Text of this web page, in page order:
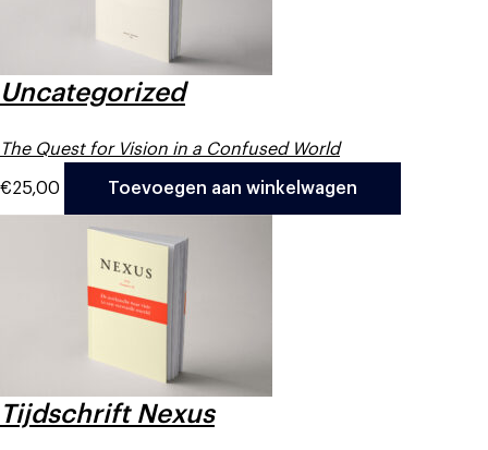
Uncategorized
The Quest for Vision in a Confused World
€25,00 Toevoegen aan winkelwagen
Tijdschrift Nexus